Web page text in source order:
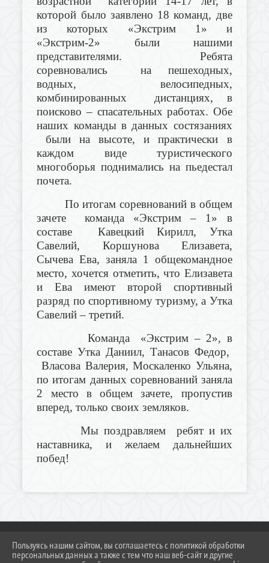
которой было заявлено 18 команд, две
из которых «Экстрим 1» и
«Экстрим-2» были нашими
представителями. Ребята
соревновались на пешеходных,
водных, велосипедных,
комбинированных дистанциях, в
поисково – спасательных работах. Обе
наших команды в данных состязаниях
были на высоте, и практически в
каждом виде туристического
многоборья поднимались на пьедестал
почета.
По итогам соревнований в общем
зачете команда «Экстрим – 1» в
составе Кавецкий Кирилл, Утка
Савелий, Коршунова Елизавета,
Сычева Ева, заняла 1 общекомандное
место, хочется отметить, что Елизавета
и Ева имеют второй спортивный
разряд по спортивному туризму, а Утка
Савелий – третий.
Команда «Экстрим – 2», в
составе Утка Даниил, Танасов Федор,
Власова Валерия, Москаленко Ульяна,
по итогам данных соревнований заняла
2 место в общем зачете, пропустив
вперед, только своих земляков.
Мы поздравляем ребят и их
наставника, и желаем дальнейших
побед!
Пользуясь нашим сайтом, вы соглашаетесь с политикой обработки
персональных данных а также с тем что наш веб-сайт и другие